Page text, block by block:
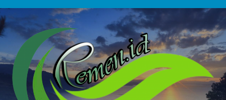
Skip
to
content